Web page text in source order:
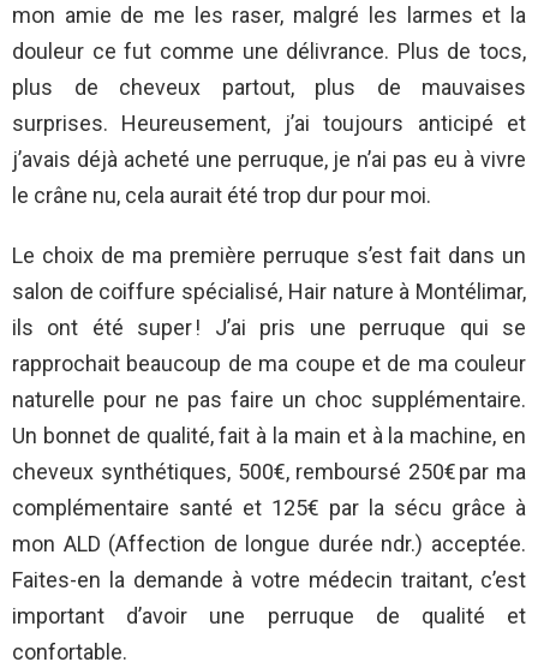
mon amie de me les raser, malgré les larmes et la
douleur ce fut comme une délivrance. Plus de tocs,
plus de cheveux partout, plus de mauvaises
surprises. Heureusement, j’ai toujours anticipé et
j’avais déjà acheté une perruque, je n’ai pas eu à vivre
le crâne nu, cela aurait été trop dur pour moi.
Le choix de ma première perruque s’est fait dans un
salon de coiffure spécialisé, Hair nature à Montélimar,
ils ont été super ! J’ai pris une perruque qui se
rapprochait beaucoup de ma coupe et de ma couleur
naturelle pour ne pas faire un choc supplémentaire.
Un bonnet de qualité, fait à la main et à la machine, en
cheveux synthétiques, 500€, remboursé 250€ par ma
complémentaire santé et 125€ par la sécu grâce à
mon ALD (Affection de longue durée ndr.) acceptée.
Faites-en la demande à votre médecin traitant, c’est
important d’avoir une perruque de qualité et
confortable.